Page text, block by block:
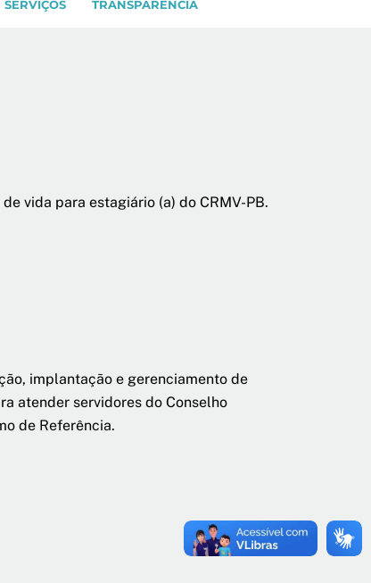
SERVIÇOS TRANSPARÊNCIA
vida para estagiário (a) do CRMV-PB.
implantação e gerenciamento de
atender servidores do Conselho
de Referência.